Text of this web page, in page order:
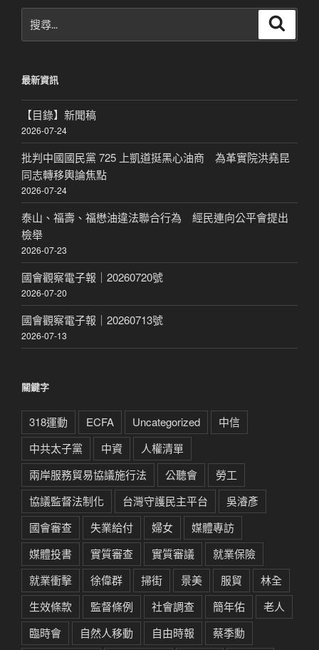
尋
字:
最新資訊
【目錄】新聞稿
2026-07-24
批判中國國民黨 725 上凱道挺黑心油商 為革實院洪堯昆
同志轉移輿論焦點
2026-07-24
泰山、福壽、福懋油違法聯合行為 經民連向公平會提出
檢舉
2026-07-23
國會觀察電子報｜20260720號
2026-07-20
國會觀察電子報｜20260713號
2026-07-13
關鍵字
318運動 ECFA Uncategorized
中信
中共太子黨
中資
人權清單
兩岸服務貿易協議施行法
公聽會
勞工
協議監督法制化
台灣守護民主平台
吳濬彥
國會審查
失業給付 婦女
媒體專訪
媒體投書
實質審查 實質審議
就業保險
就業衝擊
徐偉群 掃街 景美 服貿
林全
生效條款
監督條例 社會調查 簡年佑
老人
臨時會
自然人移動 自由時報
蔡季勳